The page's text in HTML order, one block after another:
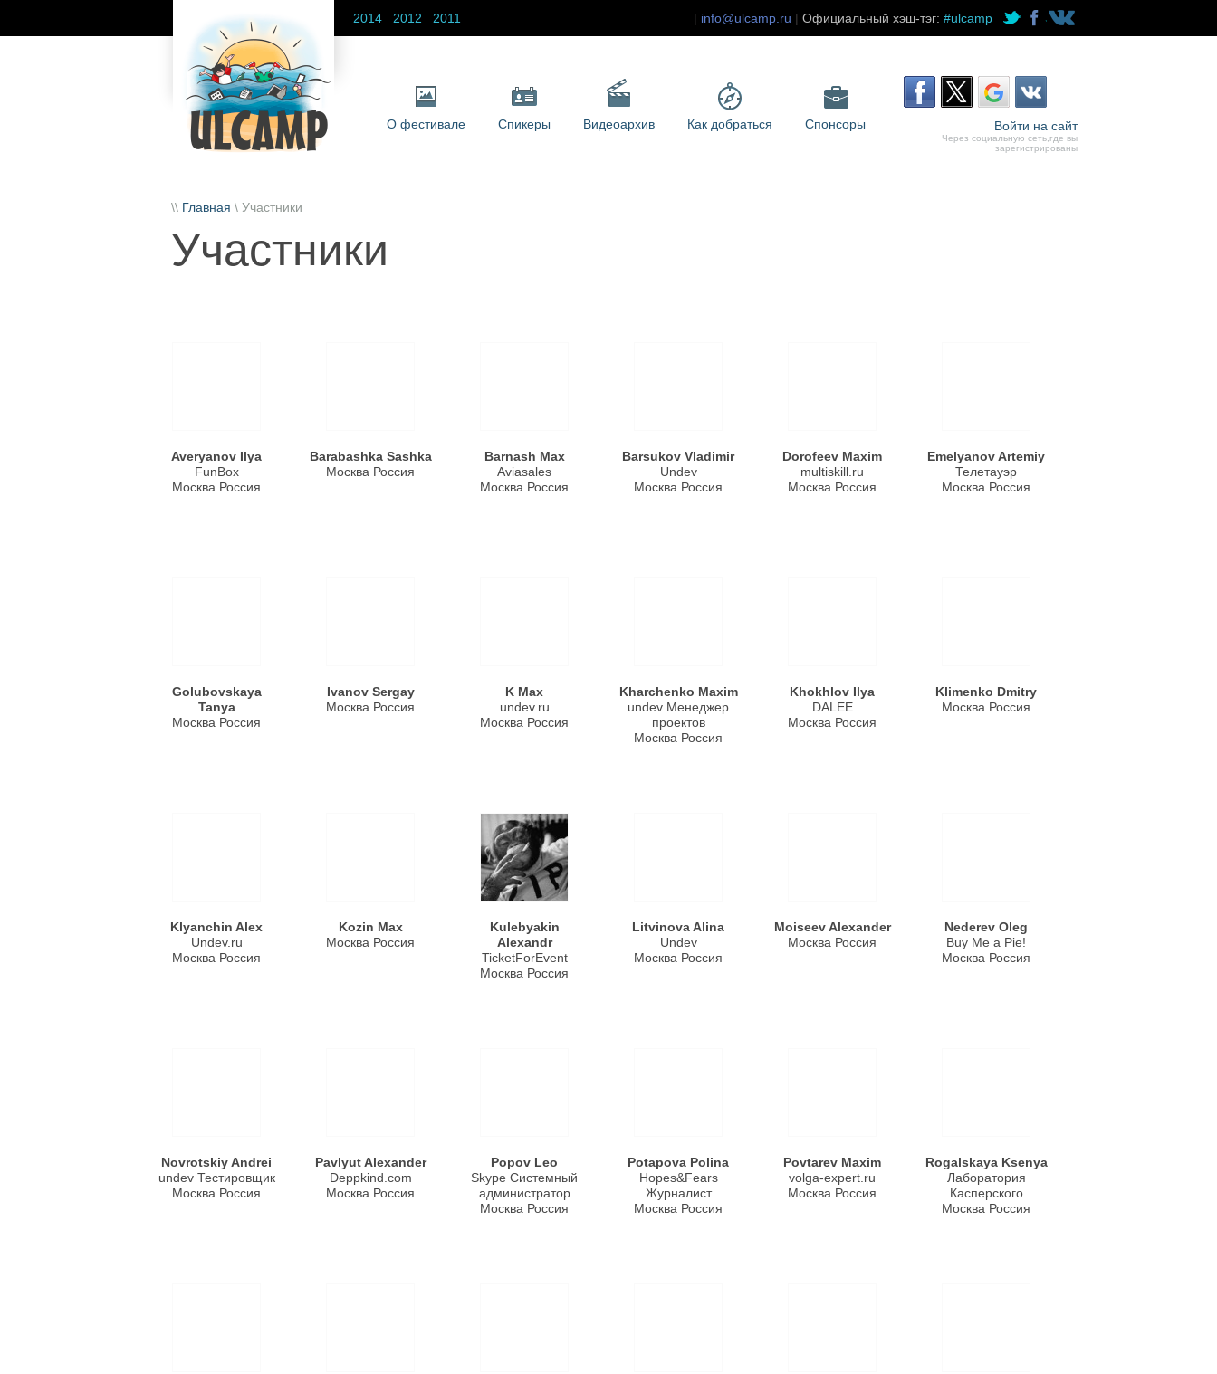
2014 2012 2011 info@ulcamp.ru Официальный хэш-тэг: #ulcamp
Войти на сайт
Через социальную сеть,где вы
зарегистрированы
О фестивале Спикеры Видеоархив Как добраться Спонсоры
\\ Главная \ Участники
Участники
Averyanov Ilya
FunBox
Москва Россия
Barabashka Sashka
Москва Россия
Barnash Max
Aviasales
Москва Россия
Barsukov Vladimir
Undev
Москва Россия
Dorofeev Maxim
multiskill.ru
Москва Россия
Emelyanov Artemiy
Телетауэр
Москва Россия
Golubovskaya
Tanya
Москва Россия
Ivanov Sergay
Москва Россия
K Max
undev.ru
Москва Россия
Kharchenko Maxim
undev Менеджер
проектов
Москва Россия
Khokhlov Ilya
DALEE
Москва Россия
Klimenko Dmitry
Москва Россия
Klyanchin Alex
Undev.ru
Москва Россия
Kozin Max
Москва Россия
Kulebyakin
Alexandr
TicketForEvent
Москва Россия
Litvinova Alina
Undev
Москва Россия
Moiseev Alexander
Москва Россия
Nederev Oleg
Buy Me a Pie!
Москва Россия
Novrotskiy Andrei
undev Тестировщик
Москва Россия
Pavlyut Alexander
Deppkind.com
Москва Россия
Popov Leo
Skype Системный
администратор
Москва Россия
Potapova Polina
Hopes&Fears
Журналист
Москва Россия
Povtarev Maxim
volga-expert.ru
Москва Россия
Rogalskaya Ksenya
Лаборатория
Касперского
Москва Россия